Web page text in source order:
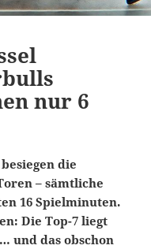
nur 6
die
– sämtliche
16 Spielminuten.
Die Top-7 liegt
und das obschon